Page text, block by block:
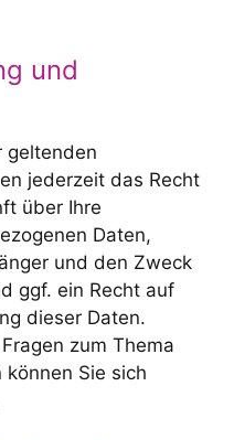
und
geltenden
jederzeit das Recht
über Ihre
Daten,
und den Zweck
ggf. ein Recht auf
dieser Daten.
zum Thema
Sie sich